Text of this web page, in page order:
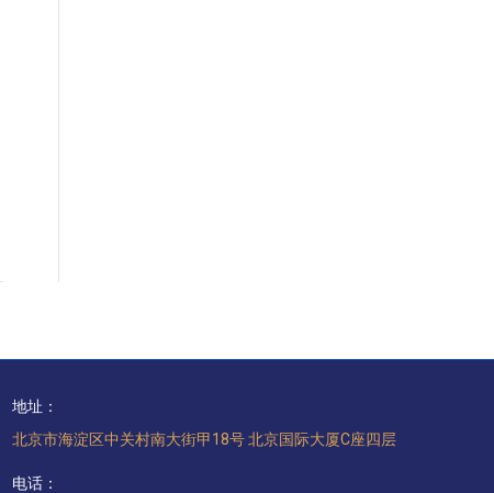
地址：
北京市海淀区中关村南大街甲18号 北京国际大厦C座四层
电话：